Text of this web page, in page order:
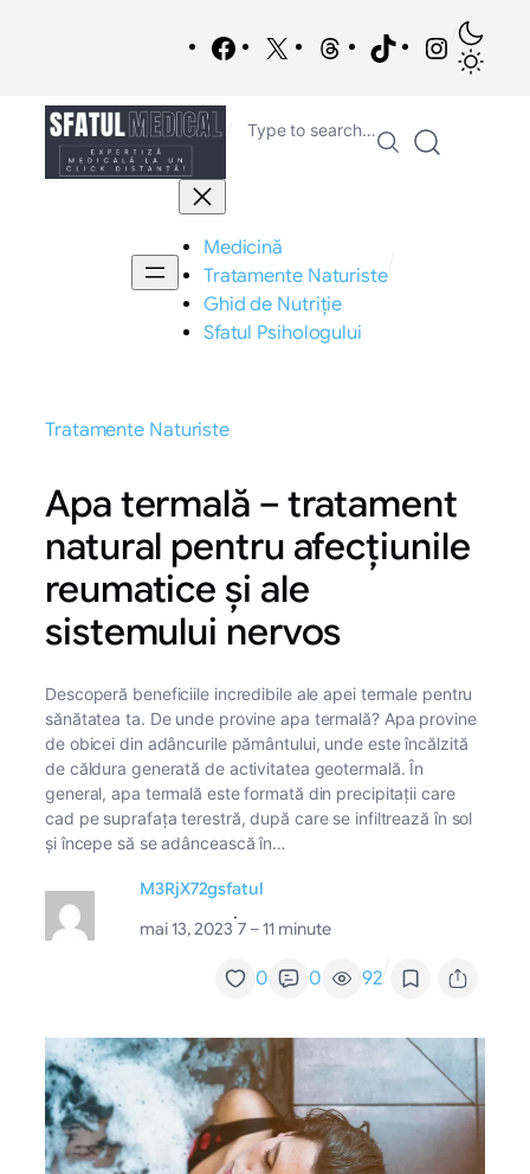
Facebook
X ThreadsTikTok
Type to search…
Medicină
Tratamente Naturiste
Ghid de Nutriție
Sfatul Psihologului
Tratamente Naturiste
Apa termală – tratament
natural pentru afecțiunile
reumatice și ale
sistemului nervos
Descoperă beneficiile incredibile ale apei termale pentru
sănătatea ta. De unde provine apa termală? Apa provine
de obicei din adâncurile pământului, unde este încălzită
de căldura generată de activitatea geotermală. În
general, apa termală este formată din precipitații care
cad pe suprafața terestră, după care se infiltrează în sol
și începe să se adâncească în…
M3RjX72gsfatul
mai 13, 2023
·
7 – 11 minute
0 0 92